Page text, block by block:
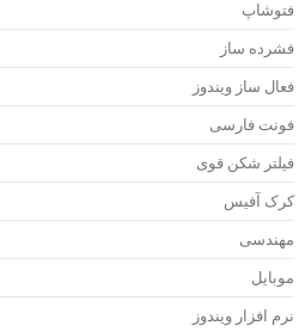
ساز
ساز ویندوز
فارسی
شکن قوی
آفیس
افزار ویندوز